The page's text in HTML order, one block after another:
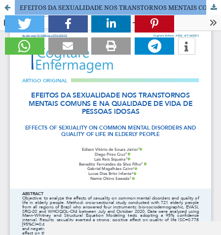
EFEITOS DA SEXUALIDADE NOS TRANSTORNOS MENTAIS COMUNS E NA QUALIDADE DE VIDA DE PESSOAS IDOSAS